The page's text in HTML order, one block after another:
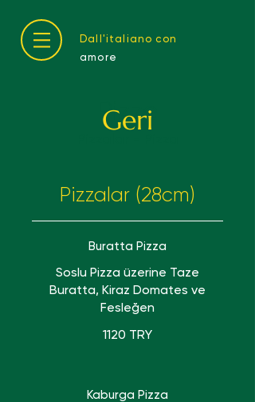
Dall'italiano con
amore
Pizze
Pizzalar (28cm)
Buratta Pizza
Soslu Pizza üzerine Taze
Buratta, Kiraz Domates ve
Fesleğen
1120 TRY
Kaburga Pizza
Geri